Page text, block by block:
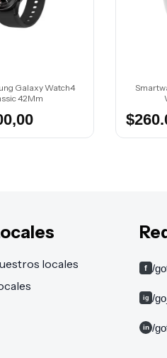
Galaxy Watch4
42Mm
locales